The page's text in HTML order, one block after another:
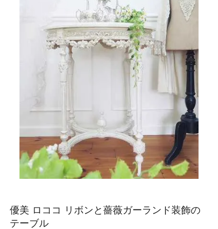
優美 ロココ リボンと薔薇ガーランド装飾の
テーブル